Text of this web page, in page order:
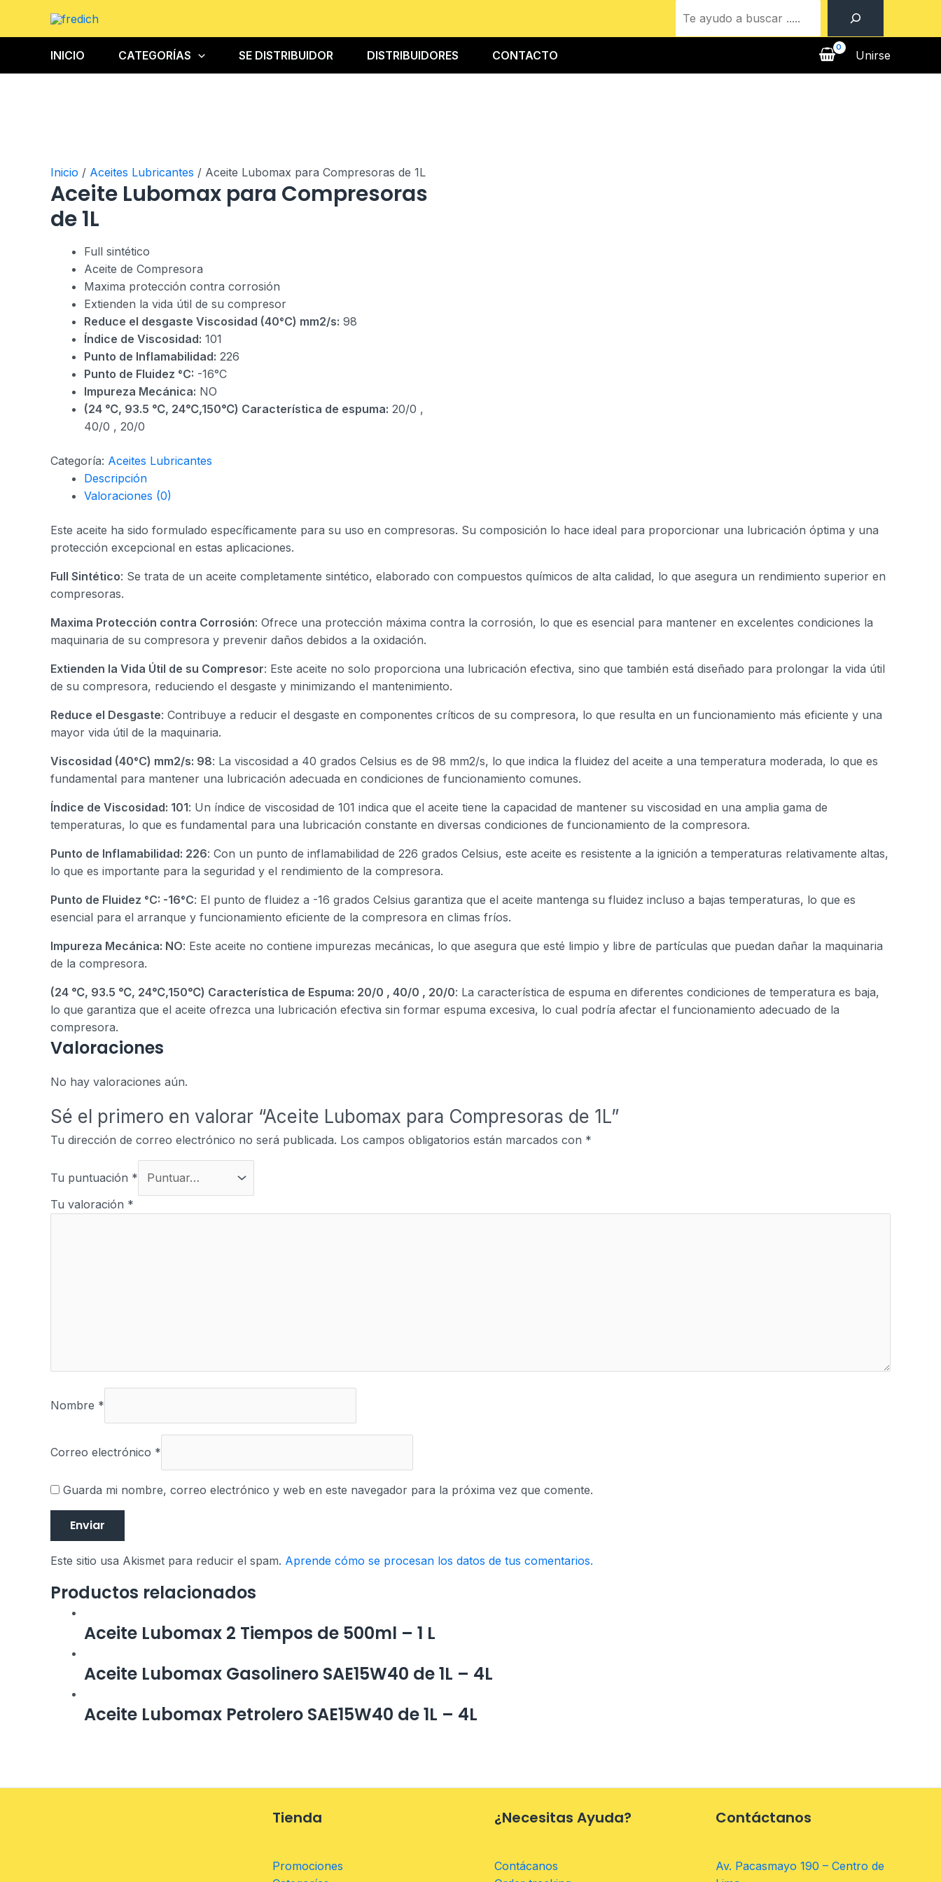
Buscar
INICIO CATEGORÍAS SE DISTRIBUIDOR DISTRIBUIDORES CONTACTO Unirse
Inicio / Aceites Lubricantes / Aceite Lubomax para Compresoras de 1L
Aceite Lubomax para Compresoras
de 1L
Full sintético
Aceite de Compresora
Maxima protección contra corrosión
Extienden la vida útil de su compresor
Reduce el desgaste Viscosidad (40°C) mm2/s: 98
Índice de Viscosidad: 101
Punto de Inflamabilidad: 226
Punto de Fluidez °C: -16°C
Impureza Mecánica: NO
(24 ℃, 93.5 ℃, 24℃,150℃) Característica de espuma: 20/0 ,
40/0 , 20/0
Categoría: Aceites Lubricantes
Descripción
Valoraciones (0)
Este aceite ha sido formulado específicamente para su uso en compresoras. Su composición lo hace ideal para proporcionar una lubricación óptima y una
protección excepcional en estas aplicaciones.
Full Sintético: Se trata de un aceite completamente sintético, elaborado con compuestos químicos de alta calidad, lo que asegura un rendimiento superior en
compresoras.
Maxima Protección contra Corrosión: Ofrece una protección máxima contra la corrosión, lo que es esencial para mantener en excelentes condiciones la
maquinaria de su compresora y prevenir daños debidos a la oxidación.
Extienden la Vida Útil de su Compresor: Este aceite no solo proporciona una lubricación efectiva, sino que también está diseñado para prolongar la vida útil
de su compresora, reduciendo el desgaste y minimizando el mantenimiento.
Reduce el Desgaste: Contribuye a reducir el desgaste en componentes críticos de su compresora, lo que resulta en un funcionamiento más eficiente y una
mayor vida útil de la maquinaria.
Viscosidad (40°C) mm2/s: 98: La viscosidad a 40 grados Celsius es de 98 mm2/s, lo que indica la fluidez del aceite a una temperatura moderada, lo que es
fundamental para mantener una lubricación adecuada en condiciones de funcionamiento comunes.
Índice de Viscosidad: 101: Un índice de viscosidad de 101 indica que el aceite tiene la capacidad de mantener su viscosidad en una amplia gama de
temperaturas, lo que es fundamental para una lubricación constante en diversas condiciones de funcionamiento de la compresora.
Punto de Inflamabilidad: 226: Con un punto de inflamabilidad de 226 grados Celsius, este aceite es resistente a la ignición a temperaturas relativamente altas,
lo que es importante para la seguridad y el rendimiento de la compresora.
Punto de Fluidez °C: -16°C: El punto de fluidez a -16 grados Celsius garantiza que el aceite mantenga su fluidez incluso a bajas temperaturas, lo que es
esencial para el arranque y funcionamiento eficiente de la compresora en climas fríos.
Impureza Mecánica: NO: Este aceite no contiene impurezas mecánicas, lo que asegura que esté limpio y libre de partículas que puedan dañar la maquinaria
de la compresora.
(24 ℃, 93.5 ℃, 24℃,150℃) Característica de Espuma: 20/0 , 40/0 , 20/0: La característica de espuma en diferentes condiciones de temperatura es baja,
lo que garantiza que el aceite ofrezca una lubricación efectiva sin formar espuma excesiva, lo cual podría afectar el funcionamiento adecuado de la
compresora.
Valoraciones
No hay valoraciones aún.
Sé el primero en valorar “Aceite Lubomax para Compresoras de 1L”
Tu dirección de correo electrónico no será publicada. Los campos obligatorios están marcados con *
Tu puntuación *
Tu valoración *
Nombre *
Correo electrónico *
Guarda mi nombre, correo electrónico y web en este navegador para la próxima vez que comente.
Este sitio usa Akismet para reducir el spam. Aprende cómo se procesan los datos de tus comentarios.
Productos relacionados
Aceite Lubomax 2 Tiempos de 500ml – 1 L
Aceite Lubomax Gasolinero SAE15W40 de 1L – 4L
Aceite Lubomax Petrolero SAE15W40 de 1L – 4L
Tienda
Promociones
¿Necesitas Ayuda?
Contácanos
Contáctanos
Av. Pacasmayo 190 – Centro de